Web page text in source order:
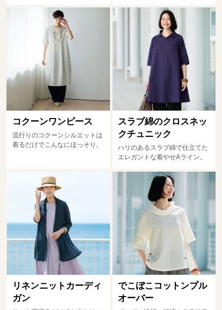
コクーンワンピース
流行りのコクーンシルエットは
着るだけでこんなにほっそり。
スラブ綿のクロスネッ
クチュニック
ハリのあるスラブ綿で仕立てた
エレガントな着やせAライン。
リネンニットカーディ
ガン
でこぼこコットンプル
オーバー